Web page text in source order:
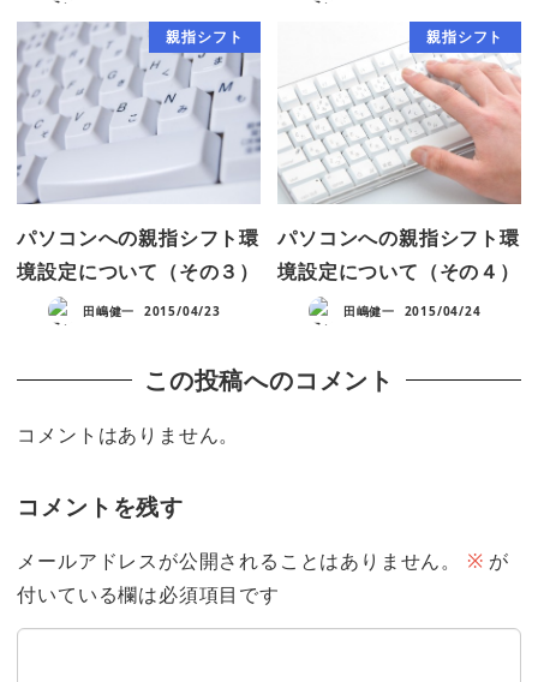
親指シフト
パソコンへの親指シフト環
境設定について（その３）
田嶋健一 2015/04/23
親指シフト
パソコンへの親指シフト環
境設定について（その４）
田嶋健一 2015/04/24
この投稿へのコメント
コメントはありません。
コメントを残す
メールアドレスが公開されることはありません。 ※ が
付いている欄は必須項目です